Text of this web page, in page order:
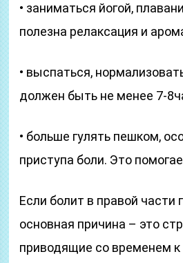
• заниматься йогой,
полезна релаксация и
• выспаться,
должен быть не менее 7-
• больше гулять пешком,
приступа боли. Это
Если болит в правой части
основная причина – это
приводящие со временем